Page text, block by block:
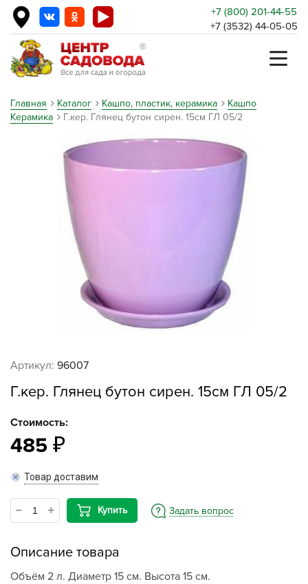
+7 (800) 201-44-55
+7 (3532) 44-05-05
Главная Каталог Кашпо, пластик, керамика
Кашпо
Керамика
Г.кер. Глянец бутон сирен. 15см ГЛ 05/2
Артикул: 96007
Г.кер. Глянец бутон сирен. 15см ГЛ 05/2
Стоимость:
485
Товар доставим
Купить Задать вопрос
Описание товара
Объём 2 л. Диаметр 15 см. Высота 15 см.